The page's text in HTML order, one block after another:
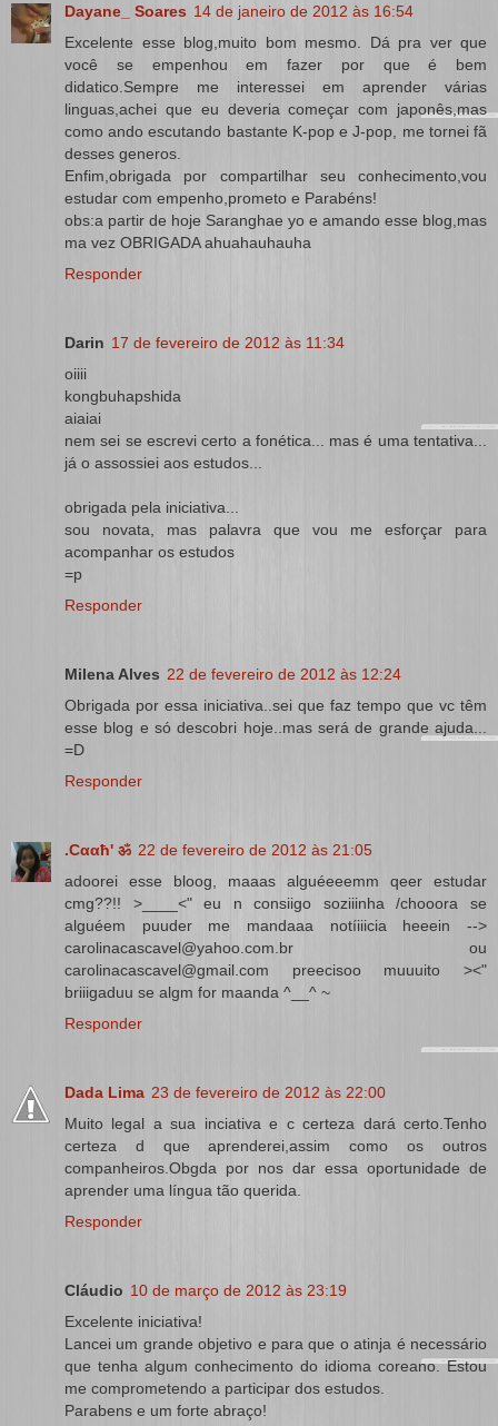
Dayane_ Soares 14 de janeiro de 2012 às 16:54
Excelente esse blog,muito bom mesmo. Dá pra ver que
você se empenhou em fazer por que é bem
didatico.Sempre me interessei em aprender várias
linguas,achei que eu deveria começar com japonês,mas
como ando escutando bastante K-pop e J-pop, me tornei fã
desses generos.
Enfim,obrigada por compartilhar seu conhecimento,vou
estudar com empenho,prometo e Parabéns!
obs:a partir de hoje Saranghae yo e amando esse blog,mas
ma vez OBRIGADA ahuahauhauha
Responder
Darin 17 de fevereiro de 2012 às 11:34
oiiii
kongbuhapshida
aiaiai
nem sei se escrevi certo a fonética... mas é uma tentativa...
já o assossiei aos estudos...
obrigada pela iniciativa...
sou novata, mas palavra que vou me esforçar para
acompanhar os estudos
=p
Responder
Milena Alves 22 de fevereiro de 2012 às 12:24
Obrigada por essa iniciativa..sei que faz tempo que vc têm
esse blog e só descobri hoje..mas será de grande ajuda...
=D
Responder
.Cααħ' ॐ 22 de fevereiro de 2012 às 21:05
adoorei esse bloog, maaas alguéeeemm qeer estudar
cmg??!! >____<" eu n consiigo soziiinha /chooora se
alguéem puuder me mandaaa notíiiicia heeein -->
carolinacascavel@yahoo.com.br ou
carolinacascavel@gmail.com preecisoo muuuito ><"
briiigaduu se algm for maanda ^__^ ~
Responder
Dada Lima 23 de fevereiro de 2012 às 22:00
Muito legal a sua inciativa e c certeza dará certo.Tenho
certeza d que aprenderei,assim como os outros
companheiros.Obgda por nos dar essa oportunidade de
aprender uma língua tão querida.
Responder
Cláudio 10 de março de 2012 às 23:19
Excelente iniciativa!
Lancei um grande objetivo e para que o atinja é necessário
que tenha algum conhecimento do idioma coreano. Estou
me comprometendo a participar dos estudos.
Parabens e um forte abraço!